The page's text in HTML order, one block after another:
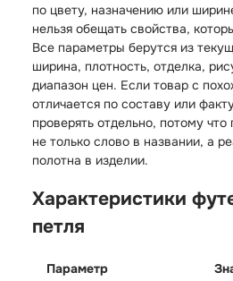
по цвету, назначению или
нельзя обещать свойства,
Все параметры берутся из
ширина, плотность, отделка,
диапазон цен. Если товар с
отличается по составу или
проверять отдельно, потому
не только слово в названии, а
полотна в изделии.
Характеристики
петля
Параметр